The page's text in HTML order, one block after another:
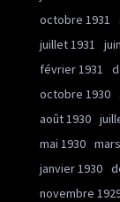
octobre 1931
juillet 1931
février 1931
octobre 1930
août 1930
mai 1930
janvier 1930
novembre